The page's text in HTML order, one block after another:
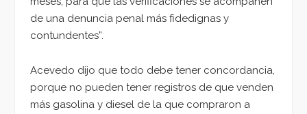
de una denuncia penal más fidedignas y
contundentes”.
Acevedo dijo que todo debe tener concordancia,
porque no pueden tener registros de que venden
más gasolina y diesel de la que compraron a